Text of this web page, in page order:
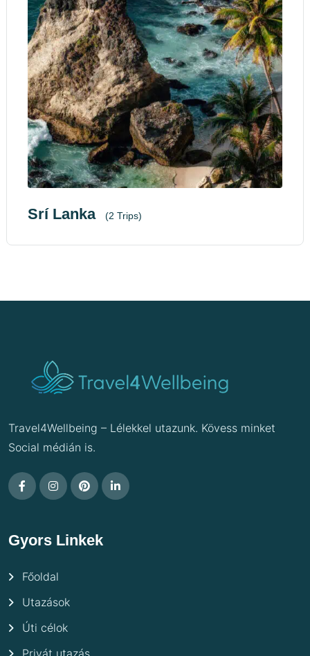
Srí Lanka (2 Trips)
Travel4Wellbeing – Lélekkel utazunk. Kövess minket
Social médián is.
Gyors Linkek
Főoldal
Utazások
Úti célok
Privát utazás